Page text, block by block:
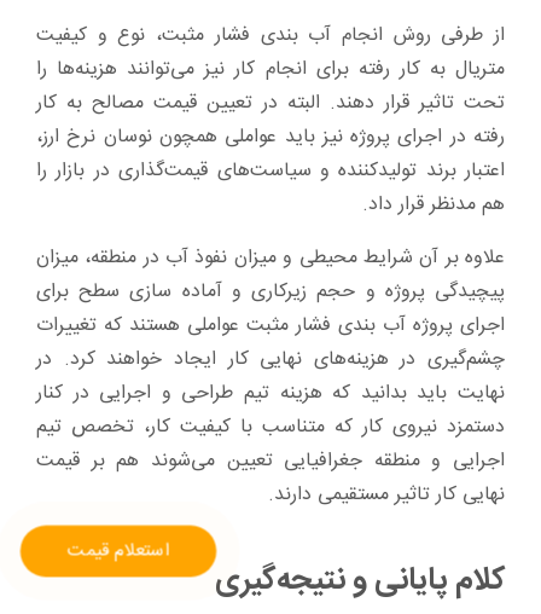
از طرفی روش‌ انجام آب بندی فشار مثبت، نوع و کیفیت
متریال به کار رفته برای انجام کار نیز می‌توانند هزینه‌ها را
تحت تاثیر قرار دهند. البته در تعیین قیمت مصالح به کار
رفته در اجرای پروژه نیز باید عواملی همچون نوسان نرخ ارز،
اعتبار برند تولیدکننده و سیاست‌های قیمت‌گذاری در بازار را
هم مدنظر قرار داد.
علاوه بر آن شرایط محیطی و میزان نفوذ آب در منطقه، میزان
پیچیدگی پروژه و حجم زیرکاری و آماده سازی سطح برای
اجرای پروژه آب بندی فشار مثبت عواملی هستند که تغییرات
چشم‌گیری در هزینه‌های نهایی کار ایجاد خواهند کرد. در
نهایت باید بدانید که هزینه تیم طراحی و اجرایی در کنار
دستمزد نیروی کار که متناسب با کیفیت کار، تخصص تیم
اجرایی و منطقه جغرافیایی تعیین می‌شوند هم بر قیمت
نهایی کار تاثیر مستقیمی دارند.
کلام پایانی و نتیجه‌گیری
استعلام قیمت